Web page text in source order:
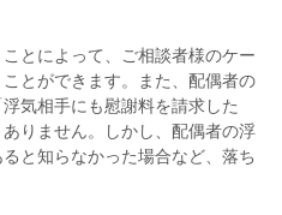
とによって、ご相談者様のケー
とができます。また、配偶者の
気相手にも慰謝料を請求した
りません。しかし、配偶者の浮
と知らなかった場合など、落ち